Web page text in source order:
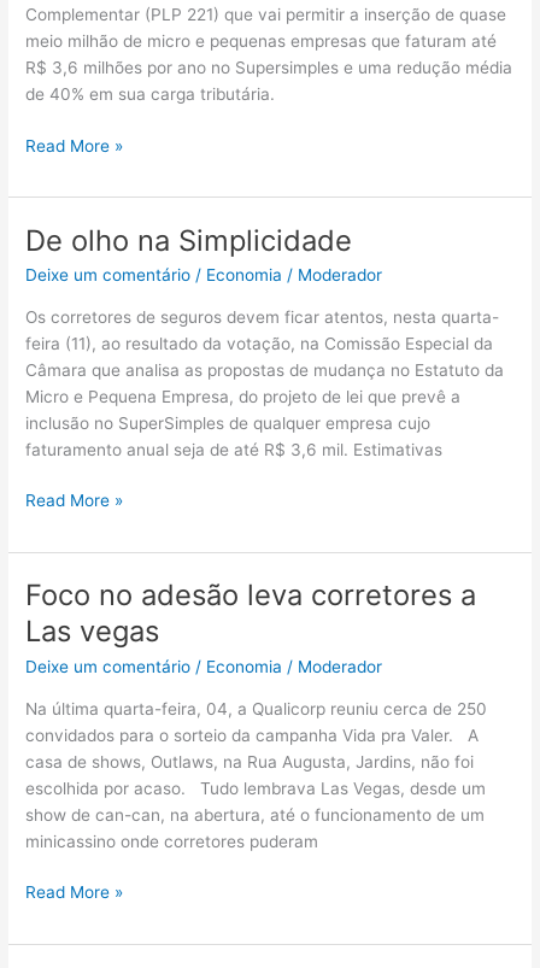
Complementar (PLP 221) que vai permitir a inserção de quase
meio milhão de micro e pequenas empresas que faturam até
R$ 3,6 milhões por ano no Supersimples e uma redução média
de 40% em sua carga tributária.
Read More »
De olho na Simplicidade
Deixe um comentário / Economia / Moderador
Os corretores de seguros devem ficar atentos, nesta quarta-
feira (11), ao resultado da votação, na Comissão Especial da
Câmara que analisa as propostas de mudança no Estatuto da
Micro e Pequena Empresa, do projeto de lei que prevê a
inclusão no SuperSimples de qualquer empresa cujo
faturamento anual seja de até R$ 3,6 mil. Estimativas
De
na
Simplicidade
Read More »
Foco no adesão leva corretores a
Las vegas
Deixe um comentário / Economia / Moderador
Na última quarta-feira, 04, a Qualicorp reuniu cerca de 250
convidados para o sorteio da campanha Vida pra Valer. A
casa de shows, Outlaws, na Rua Augusta, Jardins, não foi
escolhida por acaso. Tudo lembrava Las Vegas, desde um
show de can-can, na abertura, até o funcionamento de um
minicassino onde corretores puderam
Foco
no
adesão
leva
Read More »